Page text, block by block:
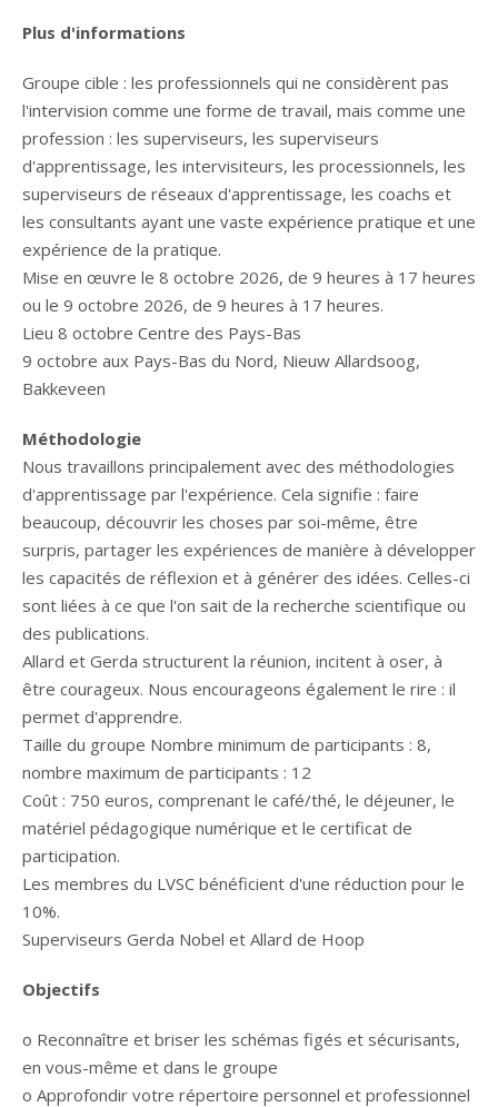
Plus d'informations
Groupe cible : les professionnels qui ne considèrent pas
l'intervision comme une forme de travail, mais comme une
profession : les superviseurs, les superviseurs
d'apprentissage, les intervisiteurs, les processionnels, les
superviseurs de réseaux d'apprentissage, les coachs et
les consultants ayant une vaste expérience pratique et une
expérience de la pratique.
Mise en œuvre le 8 octobre 2026, de 9 heures à 17 heures
ou le 9 octobre 2026, de 9 heures à 17 heures.
Lieu 8 octobre Centre des Pays-Bas
9 octobre aux Pays-Bas du Nord, Nieuw Allardsoog,
Bakkeveen
Méthodologie
Nous travaillons principalement avec des méthodologies
d'apprentissage par l'expérience. Cela signifie : faire
beaucoup, découvrir les choses par soi-même, être
surpris, partager les expériences de manière à développer
les capacités de réflexion et à générer des idées. Celles-ci
sont liées à ce que l'on sait de la recherche scientifique ou
des publications.
Allard et Gerda structurent la réunion, incitent à oser, à
être courageux. Nous encourageons également le rire : il
permet d'apprendre.
Taille du groupe Nombre minimum de participants : 8,
nombre maximum de participants : 12
Coût : 750 euros, comprenant le café/thé, le déjeuner, le
matériel pédagogique numérique et le certificat de
participation.
Les membres du LVSC bénéficient d'une réduction pour le
10%.
Superviseurs Gerda Nobel et Allard de Hoop
Objectifs
o Reconnaître et briser les schémas figés et sécurisants,
en vous-même et dans le groupe
o Approfondir votre répertoire personnel et professionnel